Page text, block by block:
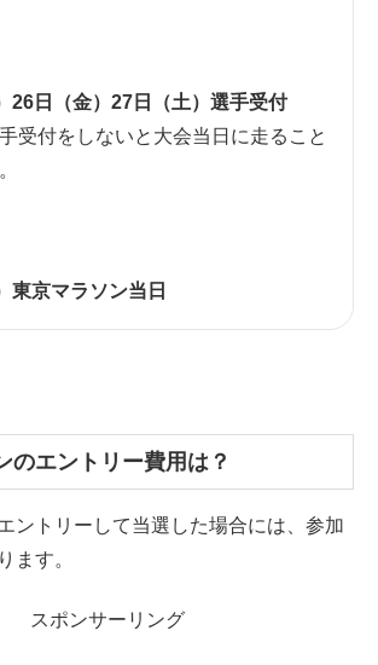
26日（金）27日（土）選手受付
受付をしないと大会当日に走ること
東京マラソン当日
のエントリー費用は？
ントリーして当選した場合には、参加
ます。
スポンサーリング